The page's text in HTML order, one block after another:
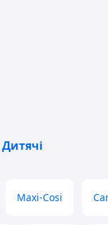
Дитячі
Maxi-Cosi